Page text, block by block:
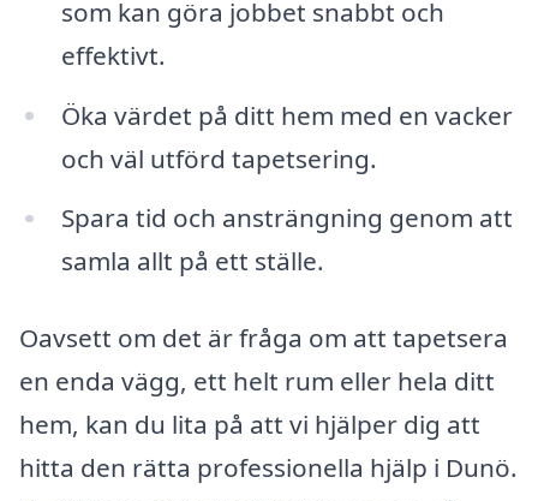
som kan göra jobbet snabbt och
effektivt.
Öka värdet på ditt hem med en vacker
och väl utförd tapetsering.
Spara tid och ansträngning genom att
samla allt på ett ställe.
Oavsett om det är fråga om att tapetsera
en enda vägg, ett helt rum eller hela ditt
hem, kan du lita på att vi hjälper dig att
hitta den rätta professionella hjälp i Dunö.